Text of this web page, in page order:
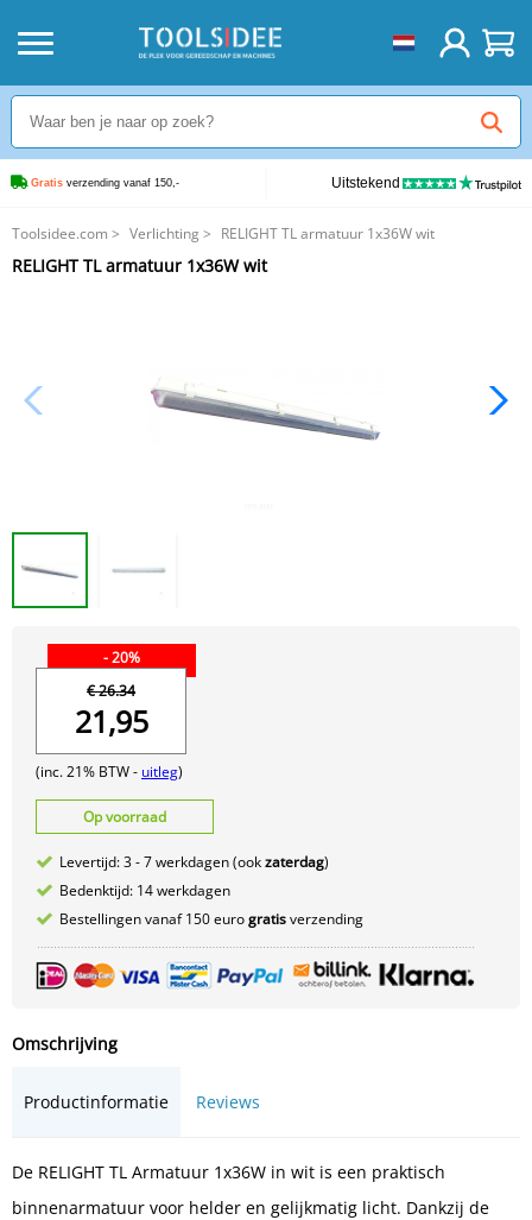
Gratis verzending vanaf 150,- Uitstekend
Toolsidee.com > Verlichting > RELIGHT TL armatuur 1x36W wit
RELIGHT TL armatuur 1x36W wit
- 20%
€ 26.34
21,95
(inc. 21% BTW - uitleg)
Op voorraad
Levertijd: 3 - 7 werkdagen (ookzaterdag)
Bedenktijd: 14 werkdagen
Bestellingen vanaf 150 eurogratisverzending
Omschrijving
Productinformatie Reviews
De RELIGHT TL Armatuur 1x36W in wit is een praktisch
binnenarmatuur voor helder en gelijkmatig licht. Dankzij de